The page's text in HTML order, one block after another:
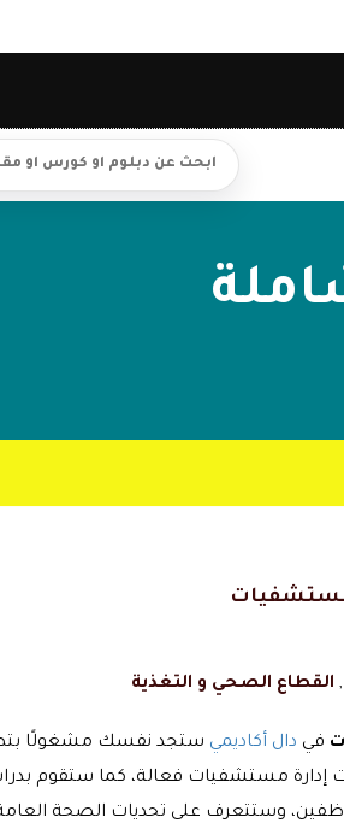
, القطاع الصحي و التغذية
في دال أكاديمي ستجد نفسك مشغولًا
مستشفيات فعالة، كما ستقوم
وستتعرف على تحديات الصحة